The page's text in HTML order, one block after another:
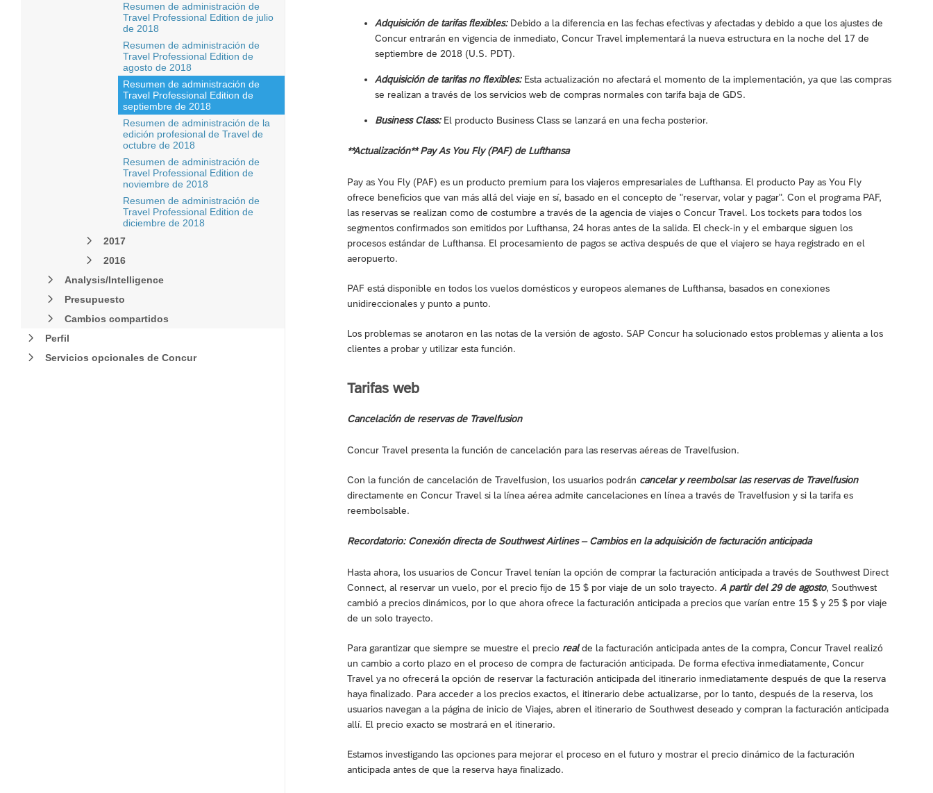
Resumen de administración de
Travel Professional Edition de julio
de 2018
Resumen de administración de
Travel Professional Edition de
agosto de 2018
Resumen de administración de
Travel Professional Edition de
septiembre de 2018
Resumen de administración de la
edición profesional de Travel de
octubre de 2018
Resumen de administración de
Travel Professional Edition de
noviembre de 2018
Resumen de administración de
Travel Professional Edition de
diciembre de 2018
2017
2016
Analysis/Intelligence
Presupuesto
Cambios compartidos
Perfil
Servicios opcionales de Concur
Adquisición de tarifas flexibles:Debido a la diferencia en las fechas efectivas y afectadas y debido a que los ajustes de
Concur entrarán en vigencia de inmediato, Concur Travel implementará la nueva estructura en la noche del 17 de
septiembre de 2018 (U.S. PDT).
Adquisición de tarifas no flexibles:Esta actualización no afectará el momento de la implementación, ya que las compras
se realizan a través de los servicios web de compras normales con tarifa baja de GDS.
Business Class:El producto Business Class se lanzará en una fecha posterior.
**Actualización** Pay As You Fly (PAF) de Lufthansa
Pay as You Fly (PAF) es un producto premium para los viajeros empresariales de Lufthansa. El producto Pay as You Fly
ofrece beneficios que van más allá del viaje en sí, basado en el concepto de "reservar, volar y pagar". Con el programa PAF,
las reservas se realizan como de costumbre a través de la agencia de viajes o Concur Travel. Los tockets para todos los
segmentos confirmados son emitidos por Lufthansa, 24 horas antes de la salida. El check-in y el embarque siguen los
procesos estándar de Lufthansa. El procesamiento de pagos se activa después de que el viajero se haya registrado en el
aeropuerto.
PAF está disponible en todos los vuelos domésticos y europeos alemanes de Lufthansa, basados en conexiones
unidireccionales y punto a punto.
Los problemas se anotaron en las notas de la versión de agosto. SAP Concur ha solucionado estos problemas y alienta a los
clientes a probar y utilizar esta función.
Tarifas web
Cancelación de reservas de Travelfusion
Concur Travel presenta la función de cancelación para las reservas aéreas de Travelfusion.
Con la función de cancelación de Travelfusion, los usuarios podrán cancelar y reembolsar las reservas de Travelfusion
directamente en Concur Travel si la línea aérea admite cancelaciones en línea a través de Travelfusion y si la tarifa es
reembolsable.
Recordatorio: Conexión directa de Southwest Airlines – Cambios en la adquisición de facturación anticipada
Hasta ahora, los usuarios de Concur Travel tenían la opción de comprar la facturación anticipada a través de Southwest Direct
Connect, al reservar un vuelo, por el precio fijo de 15 $ por viaje de un solo trayecto. A partir del 29 de agosto, Southwest
cambió a precios dinámicos, por lo que ahora ofrece la facturación anticipada a precios que varían entre 15 $ y 25 $ por viaje
de un solo trayecto.
Para garantizar que siempre se muestre el precio realde la facturación anticipada antes de la compra, Concur Travel realizó
un cambio a corto plazo en el proceso de compra de facturación anticipada. De forma efectiva inmediatamente, Concur
Travel ya no ofrecerá la opción de reservar la facturación anticipada del itinerario inmediatamente después de que la reserva
haya finalizado. Para acceder a los precios exactos, el itinerario debe actualizarse, por lo tanto, después de la reserva, los
usuarios navegan a la página de inicio de Viajes, abren el itinerario de Southwest deseado y compran la facturación anticipada
allí. El precio exacto se mostrará en el itinerario.
Estamos investigando las opciones para mejorar el proceso en el futuro y mostrar el precio dinámico de la facturación
anticipada antes de que la reserva haya finalizado.